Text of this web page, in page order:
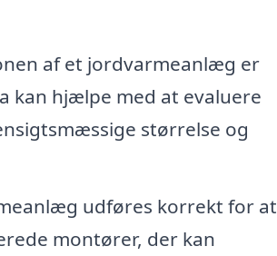
af et jordvarmeanlæg er
kan hjælpe med at evaluere
størrelse og
udføres korrekt for at
montører, der kan